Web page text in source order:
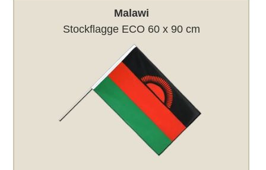
Malawi
Stockflagge ECO 60 x 90 cm